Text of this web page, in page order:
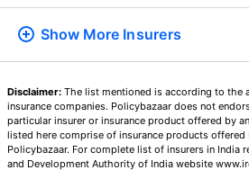
Show More Insurers
Disclaimer: The list mentioned is according to the
insurance companies. Policybazaar does not
particular insurer or insurance product offered by
listed here comprise of insurance products
Policybazaar. For complete list of insurers in India
and Development Authority of India website
₹ 1,376/महिना*